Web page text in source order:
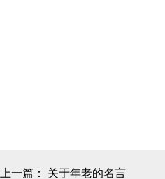
上一篇： 关于年老的名言